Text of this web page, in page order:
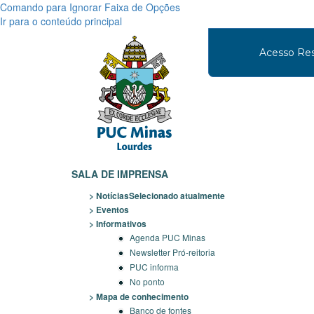
Comando para Ignorar Faixa de Opções
Ir para o conteúdo principal
Acesso
SALA DE IMPRENSA
NotíciasSelecionado atualmente
Eventos
Informativos
Agenda PUC Minas
Newsletter Pró-reitoria
PUC informa
No ponto
Mapa de conhecimento
Banco de fontes